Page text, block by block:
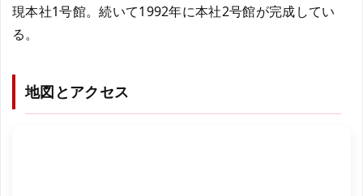
現本社1号館。続いて1992年に本社2号館が完成してい
る。
地図とアクセス